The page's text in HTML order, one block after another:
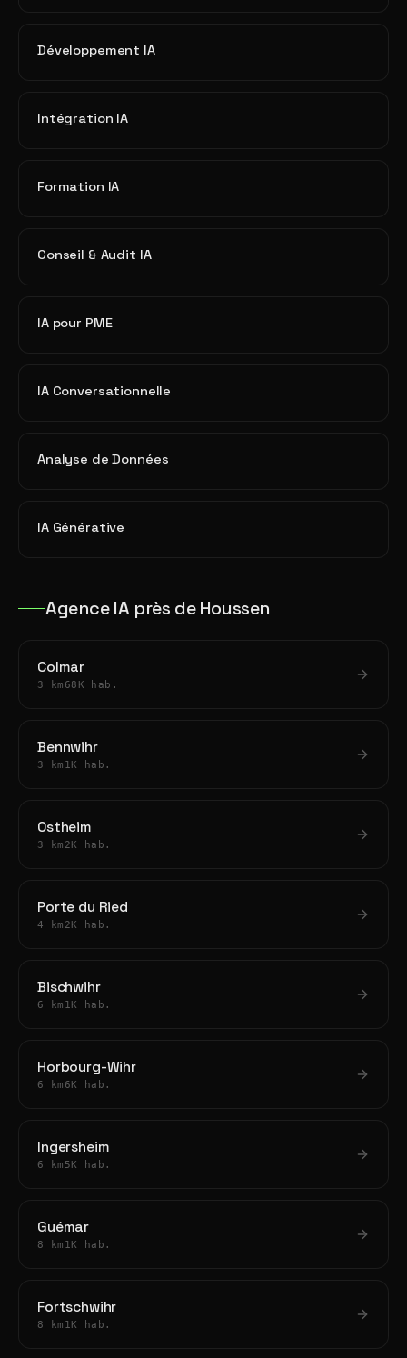
Développement IA
Intégration IA
Formation IA
Conseil & Audit IA
IA pour PME
IA Conversationnelle
Analyse de Données
IA Générative
Agence IA près de Houssen
Colmar
3 km 68K hab.
Bennwihr
3 km 1K hab.
Ostheim
3 km 2K hab.
Porte du Ried
4 km 2K hab.
Bischwihr
6 km 1K hab.
Horbourg-Wihr
6 km 6K hab.
Ingersheim
6 km 5K hab.
Guémar
8 km 1K hab.
Fortschwihr
8 km 1K hab.